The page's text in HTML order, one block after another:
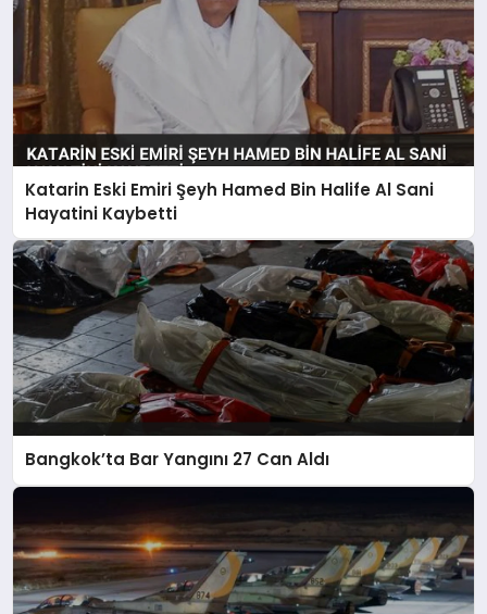
Katarin Eski Emiri Şeyh Hamed Bin Halife Al Sani
Hayatini Kaybetti
Bangkok’ta Bar Yangını 27 Can Aldı